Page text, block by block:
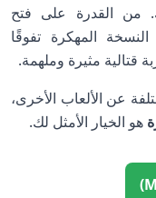
من القدرة على فتح
المهكرة تفوقًا
قتالية مثيرة وملهمة.
عن الألعاب الأخرى،
هو الخيار الأمثل لك.